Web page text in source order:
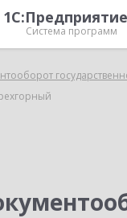
Система программ